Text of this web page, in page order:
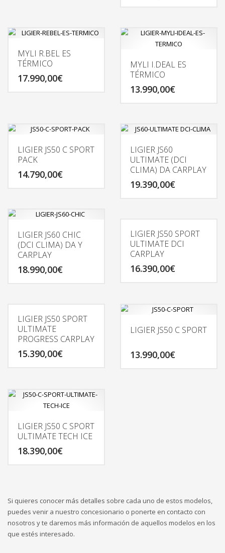
MYLI R.BEL ES
TÉRMICO
17.990,00€
MYLI I.DEAL ES
TÉRMICO
13.990,00€
LIGIER JS50 C SPORT
PACK
14.790,00€
LIGIER JS60
ULTIMATE (DCI
CLIMA) DA CARPLAY
19.390,00€
LIGIER JS60 CHIC
(DCI CLIMA) DA Y
CARPLAY
18.990,00€
LIGIER JS50 SPORT
ULTIMATE DCI
CARPLAY
16.390,00€
LIGIER JS50 SPORT
ULTIMATE
PROGRESS CARPLAY
15.390,00€
LIGIER JS50 C SPORT
13.990,00€
LIGIER JS50 C SPORT
ULTIMATE TECH ICE
18.390,00€
Si quieres conocer más detalles sobre cada uno de estos modelos,
puedes venir a nuestro concesionario o ponerte en contacto con
nosotros y te daremos más información de aquellos modelos en los
que estés interesado.